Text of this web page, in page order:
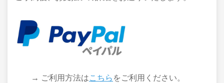
→ ご利用方法はこちら をご利用ください。